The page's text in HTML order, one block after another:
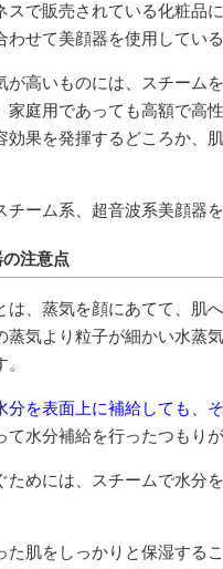
スで販売されている化粧品
わせて美顔器を使用してい
が高いものには、スチーム
家庭用であっても高額で高
効果を発揮するどころか、
チーム系、超音波系美顔器
注意点
は、蒸気を顔にあてて、肌
蒸気より粒子が細かい水蒸
分を表面上に補給しても、
て水分補給を行ったつもり
ためには、スチームで水分を
た肌をしっかりと保湿する